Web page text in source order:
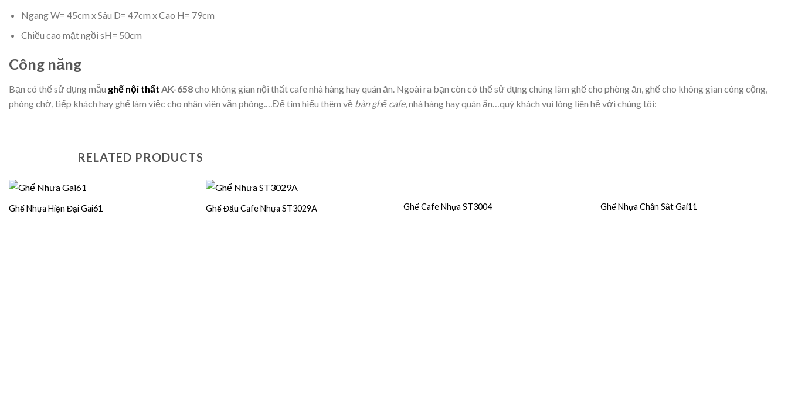
Ngang W= 45cm x Sâu D= 47cm x Cao H= 79cm
Chiều cao mặt ngồi sH= 50cm
Công năng
Bạn có thể sử dụng mẫu ghế nội thất AK-658cho không gian nội thất cafe nhà hàng hay quán ăn. Ngoài ra bạn còn có thể sử dụng chúng làm ghế cho phòng ăn, ghế cho không gian công cộng,
phòng chờ, tiếp khách hay ghế làm việc cho nhân viên văn phòng.…Để tìm hiểu thêm về bàn ghế cafe, nhà hàng hay quán ăn…quý khách vui lòng liên hệ với chúng tôi:
RELATED PRODUCTS
Ghế Nhựa Hiện Đại Gai61 Ghế Đẩu Cafe Nhựa ST3029A Ghế Cafe Nhựa ST3004 Ghế Nhựa Chân Sắt Gai11